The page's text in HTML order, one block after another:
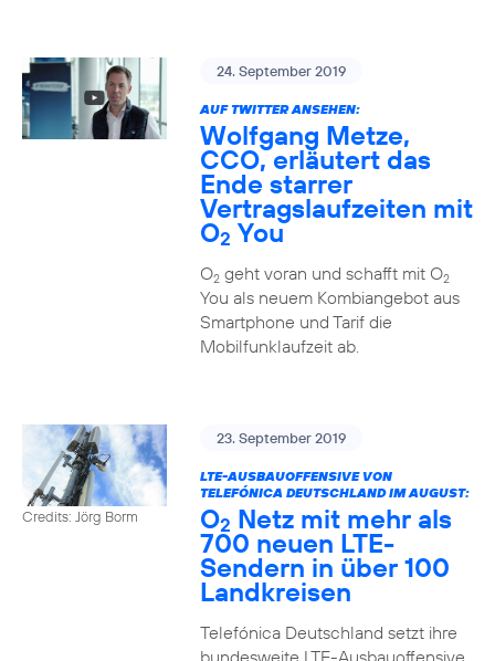
24. September 2019
AUF TWITTER ANSEHEN:
Wolfgang Metze,
CCO, erläutert das
Ende starrer
Vertragslaufzeiten mit
O2 You
O2geht voran und schafft mit O2
You als neuem Kombiangebot aus
Smartphone und Tarif die
Mobilfunklaufzeit ab.
Credits: Jörg Borm
23. September 2019
LTE-AUSBAUOFFENSIVE VON
TELEFÓNICA DEUTSCHLAND IM AUGUST:
O2 Netz mit mehr als
700 neuen LTE-
Sendern in über 100
Landkreisen
Telefónica Deutschland setzt ihre
bundesweite LTE-Ausbauoffensive